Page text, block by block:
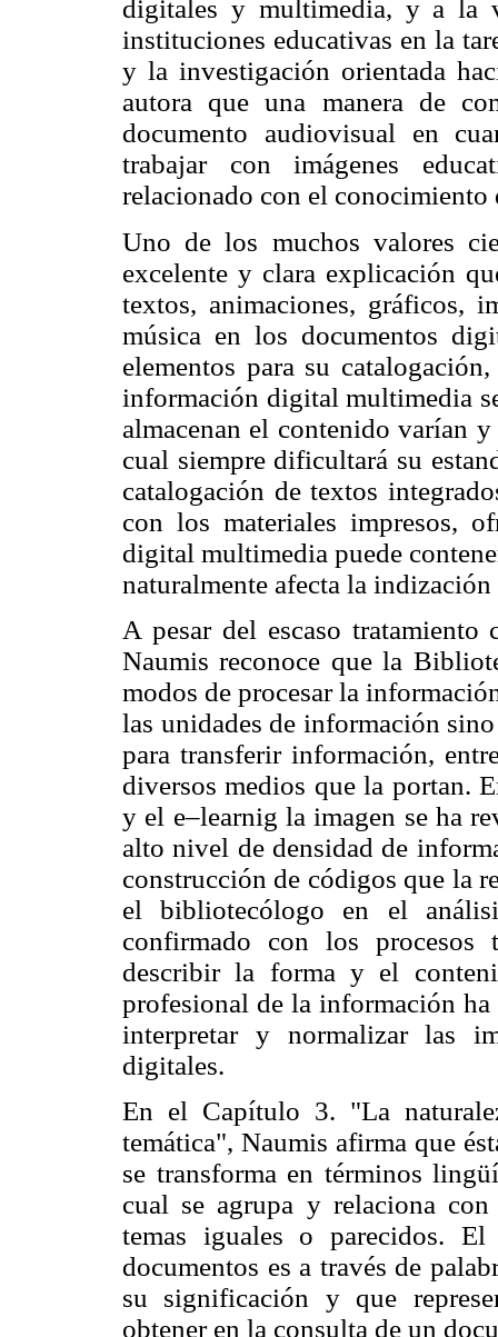
digitales y multimedia, y a la
instituciones educativas en la
y la investigación orientada
autora que una manera de
documento audiovisual en
trabajar con imágenes
relacionado con el conocimiento
Uno de los muchos valores
excelente y clara explicación
textos, animaciones, gráficos,
música en los documentos
elementos para su
información digital multimedia
almacenan el contenido varían
cual siempre dificultará su
catalogación de textos
con los materiales impresos,
digital multimedia puede
naturalmente afecta la indización
A pesar del escaso
Naumis reconoce que la
modos de procesar la
las unidades de información
para transferir información,
diversos medios que la portan.
y el e–learnig la imagen se ha
alto nivel de densidad de
construcción de códigos que la
el bibliotecólogo en el
confirmado con los procesos
describir la forma y el
profesional de la información
interpretar y normalizar las
digitales.
En el Capítulo 3. "La
temática", Naumis afirma que
se transforma en términos
cual se agrupa y relaciona
temas iguales o parecidos.
documentos es a través de
su significación y que
obtener en la consulta de un